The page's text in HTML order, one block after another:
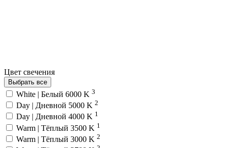
Цвет свечения
Выбрать все
White | Белый 6000 K 3
Day | Дневной 5000 K 2
Day | Дневной 4000 K 1
Warm | Тёплый 3500 K 1
Warm | Тёплый 3000 K 2